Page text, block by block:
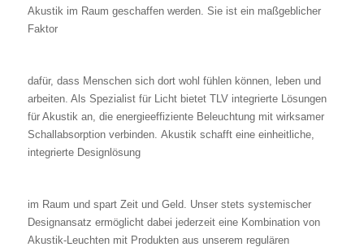
Akustik im Raum geschaffen werden. Sie ist ein maßgeblicher
Faktor
dafür, dass Menschen sich dort wohl fühlen können, leben und
arbeiten. Als Spezialist für Licht bietet TLV integrierte Lösungen
für Akustik an, die energieeffiziente Beleuchtung mit wirksamer
Schallabsorption verbinden. Akustik schafft eine einheitliche,
integrierte Designlösung
im Raum und spart Zeit und Geld. Unser stets systemischer
Designansatz ermöglicht dabei jederzeit eine Kombination von
Akustik-Leuchten mit Produkten aus unserem regulären